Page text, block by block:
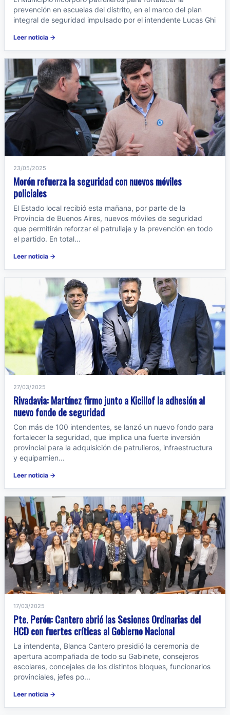
prevención en escuelas del distrito, en el marco del plan
integral de seguridad impulsado por el intendente Lucas Ghi
Leer noticia →
23/05/2025
Morón refuerza la seguridad con nuevos móviles
policiales
El Estado local recibió esta mañana, por parte de la
Provincia de Buenos Aires, nuevos móviles de seguridad
que permitirán reforzar el patrullaje y la prevención en todo
el partido. En total...
Leer noticia →
27/03/2025
Rivadavia: Martínez firmo junto a Kicillof la adhesión al
nuevo fondo de seguridad
Con más de 100 intendentes, se lanzó un nuevo fondo para
fortalecer la seguridad, que implica una fuerte inversión
provincial para la adquisición de patrulleros, infraestructura
y equipamien...
Leer noticia →
17/03/2025
Pte. Perón: Cantero abrió las Sesiones Ordinarias del
HCD con fuertes críticas al Gobierno Nacional
La intendenta, Blanca Cantero presidió la ceremonia de
apertura acompañada de todo su Gabinete, consejeros
escolares, concejales de los distintos bloques, funcionarios
provinciales, jefes po...
Leer noticia →